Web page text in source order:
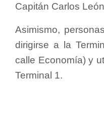
Capitán Carlos
Asimismo,
dirigirse a la
calle Economía) y
Terminal 1.